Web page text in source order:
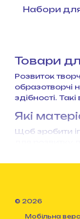
Товари
Розвиток
образотворчі
здібності.
Які
Щоб зробити
розвиває
Ліплення.
будь-які
Набори
© 2026
Мобільна